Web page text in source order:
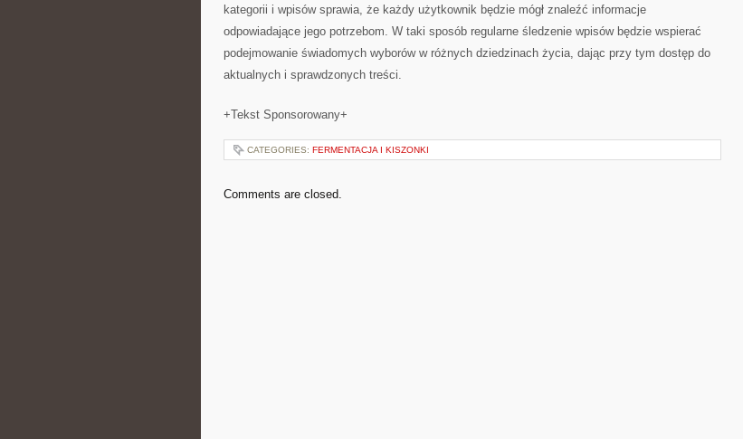
kategorii i wpisów sprawia, że każdy użytkownik będzie mógł znaleźć informacje
odpowiadające jego potrzebom. W taki sposób regularne śledzenie wpisów będzie wspierać
podejmowanie świadomych wyborów w różnych dziedzinach życia, dając przy tym dostęp do
aktualnych i sprawdzonych treści.
+Tekst Sponsorowany+
CATEGORIES: FERMENTACJA I KISZONKI
Comments are closed.